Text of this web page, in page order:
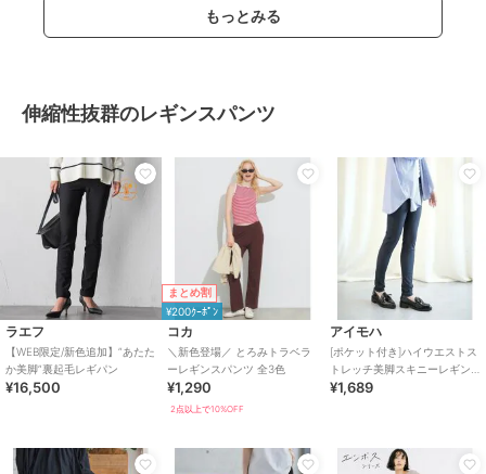
もっとみる
伸縮性抜群のレギンスパンツ
ラエフ
【WEB限定/新色追加】”あたた
か美脚”裏起毛レギパン
¥16,500
まとめ割
¥200ｸｰﾎﾟﾝ
コカ
＼新色登場／ とろみトラベラ
ーレギンスパンツ 全3色
¥1,290
2点以上で10%OFF
アイモハ
[ポケット付き]ハイウエストス
トレッチ美脚スキニーレギン
スパンツ
¥1,689